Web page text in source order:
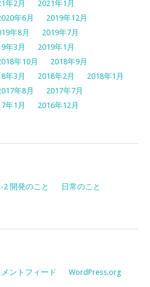
年2月
2021年1月
年6月
2019年12月
年8月
2019年7月
年3月
2019年1月
年10月
2018年9月
年3月 2018年2月
2018年1月
年8月
2017年7月
年1月
2016年12月
2 開発のこと
日常のこと
メントフィード WordPress.org